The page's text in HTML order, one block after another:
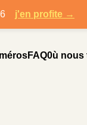
j'en profite →
FAQ0ù nous